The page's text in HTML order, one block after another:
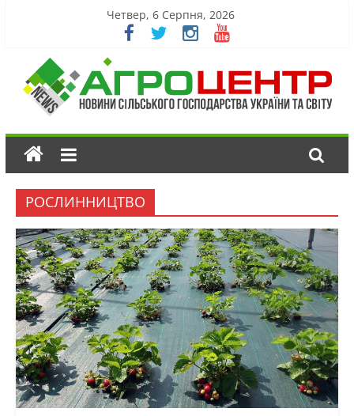
Четвер, 6 Серпня, 2026
РОСЛИННИЦТВО